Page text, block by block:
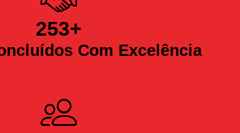
Com Excelência
253+